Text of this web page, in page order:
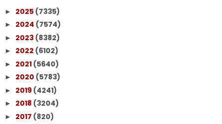
► 2025 (7335)
► 2024 (7574)
► 2023 (8382)
► 2022 (6102)
► 2021 (5640)
► 2020 (5783)
► 2019 (4241)
► 2018 (3204)
► 2017 (820)